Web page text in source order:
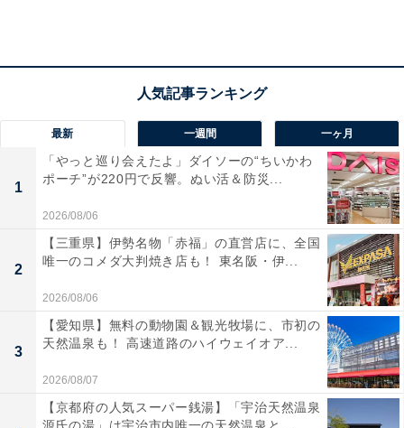
も座席の仕入には苦労していたと思います。また大量販
売できなくなることで、航空会社からのインセンティブ
（報奨費）も減っていたと思います。
図．訪日外国人数と出国日本人数の推移（単位：人） データ出所：日本政
府観光局
最新 一週間 一ヶ月
1
「やっと巡り会えたよ」ダイソーの“ちいかわ
ポーチ”が220円で反響。ぬい活＆防災...
2026/08/06
2
【三重県】伊勢名物「赤福」の直営店に、全国
唯一のコメダ大判焼き店も！ 東名阪・伊...
2026/08/06
3
【愛知県】無料の動物園＆観光牧場に、市初の
天然温泉も！ 高速道路のハイウェイオア...
2026/08/07
【京都府の人気スーパー銭湯】「宇治天然温泉